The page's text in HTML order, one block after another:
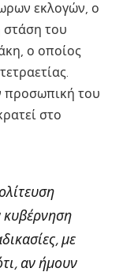
εκλογών, ο
στάση του
ο οποίος
προσωπική του
στο
κυβέρνηση
με
αν ήμουν